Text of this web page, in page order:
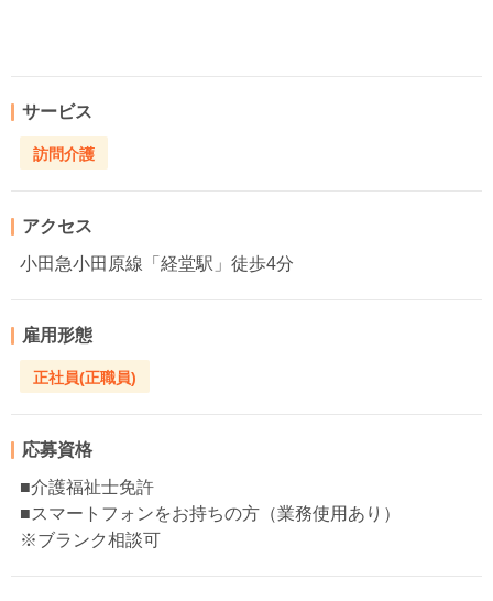
サービス
訪問介護
アクセス
小田急小田原線「経堂駅」徒歩4分
雇用形態
正社員(正職員)
応募資格
■介護福祉士免許
■スマートフォンをお持ちの方（業務使用あり）
※ブランク相談可